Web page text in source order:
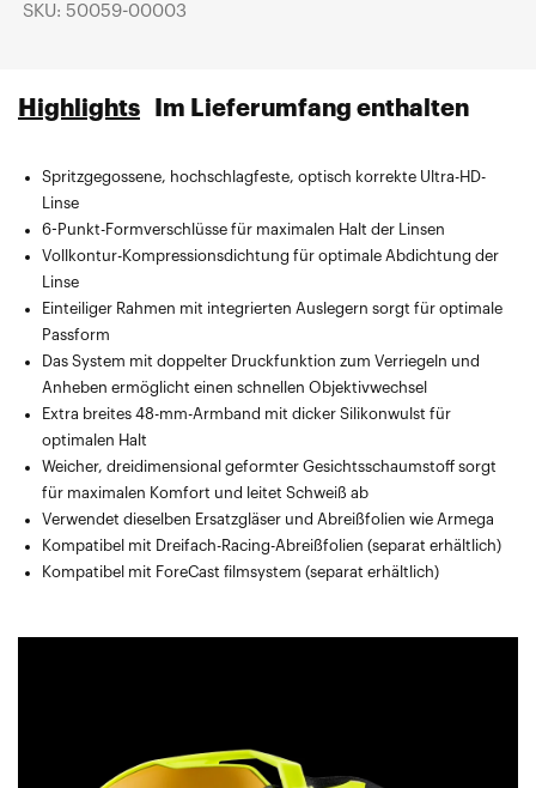
SKU: 50059-00003
Highlights Im Lieferumfang enthalten
Spritzgegossene, hochschlagfeste, optisch korrekte Ultra-HD-
Linse
6-Punkt-Formverschlüsse für maximalen Halt der Linsen
Vollkontur-Kompressionsdichtung für optimale Abdichtung der
Linse
Einteiliger Rahmen mit integrierten Auslegern sorgt für optimale
Passform
Das System mit doppelter Druckfunktion zum Verriegeln und
Anheben ermöglicht einen schnellen Objektivwechsel
Extra breites 48-mm-Armband mit dicker Silikonwulst für
optimalen Halt
Weicher, dreidimensional geformter Gesichtsschaumstoff sorgt
für maximalen Komfort und leitet Schweiß ab
Verwendet dieselben Ersatzgläser und Abreißfolien wie Armega
Kompatibel mit Dreifach-Racing-Abreißfolien (separat erhältlich)
Kompatibel mit ForeCast filmsystem (separat erhältlich)
Inklusive Mikrofasertuch zum Transport und zur Reinigung der
Schutzbrille